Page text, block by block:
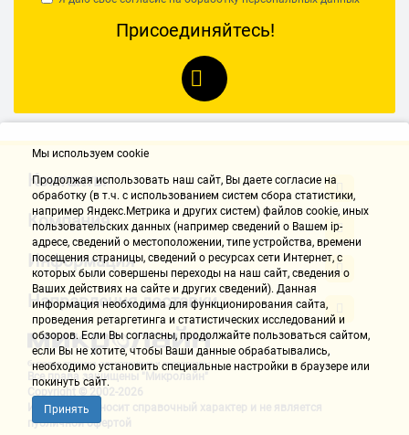
Присоединяйтесь!
Контакты
Компания
Информация
Направления доставки
Все права защищены "Микролайн"
Copyright © 2002-2026
Информация носит справочный характер и не является
публичной офертой
Мы используем cookie
Продолжая использовать наш cайт, Вы даете согласие на
обработку (в т.ч. с использованием систем сбора статистики,
например Яндекс.Метрика и других систем) файлов cookie, иных
пользовательских данных (например сведений о Вашем ip-
адресе, сведений о местоположении, типе устройства, времени
посещения страницы, сведений о ресурсах сети Интернет, с
которых были совершены переходы на наш сайт, сведения о
Ваших действиях на сайте и других сведений). Данная
информация необходима для функционирования сайта,
проведения ретаргетинга и статистических исследований и
обзоров. Если Вы согласны, продолжайте пользоваться сайтом,
если Вы не хотите, чтобы Ваши данные обрабатывались,
необходимо установить специальные настройки в браузере или
покинуть сайт.
Принять